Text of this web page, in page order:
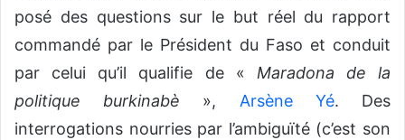
posé des questions sur le but réel du rapport
commandé par le Président du Faso et conduit
par celui qu’il qualifie de « Maradona de la
politique burkinabè », Arsène Yé. Des
interrogations nourries par l’ambiguïté (c’est son